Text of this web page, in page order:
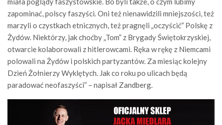
zapominać, polscy faszyści. Oni też nienawidzili mniejszości, też
marzyli o czystkach etnicznych, też pragnęli „oczyścić” Polskę z
Żydów. Niektórzy, jak choćby „Tom” z Brygady Świętokrzyskiej,
otwarcie kolaborowali z hitlerowcami. Ręka w rękę z Niemcami
polowali na Żydów i polskich partyzantów. Za miesiąc kolejny
Dzień Żołnierzy Wyklętych. Jak co roku po ulicach będą
paradować neofaszyści” – napisał Zandberg.